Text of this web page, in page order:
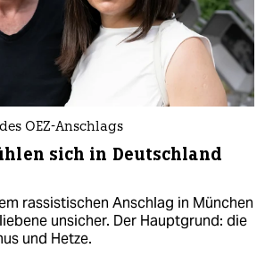
OEZ-Anschlags
sich in Deutschland
rassistischen Anschlag in München
unsicher. Der Hauptgrund: die
und Hetze.